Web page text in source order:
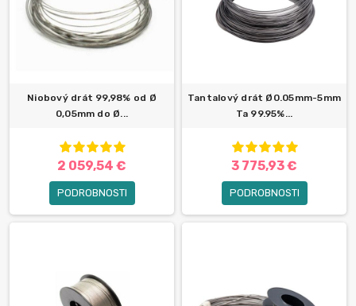
Niobový drát 99,98% od Ø
0,05mm do Ø...
2 059,54 €
PODROBNOSTI
Tantalový drát Ø0.05mm-5mm
Ta 99.95%...
3 775,93 €
PODROBNOSTI